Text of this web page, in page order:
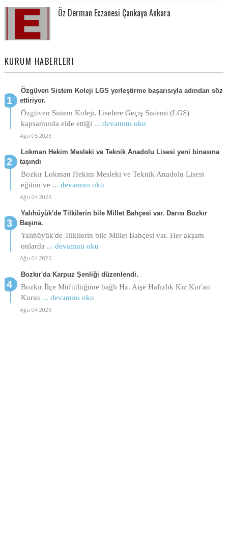
Öz Derman Eczanesi Çankaya Ankara
KURUM HABERLERI
Özgüven Sistem Koleji LGS yerleştirme başarısıyla adından söz
ettiriyor.
Özgüven Sistem Koleji, Liselere Geçiş Sistemi (LGS)
kapsamında elde ettiği ... devamını oku
Ağu 05 2026
Lokman Hekim Mesleki ve Teknik Anadolu Lisesi yeni binasına
taşındı
Bozkır Lokman Hekim Mesleki ve Teknik Anadolu Lisesi
eğitim ve ... devamını oku
Ağu 04 2026
Yalıhüyük'de Tilkilerin bile Millet Bahçesi var. Darısı Bozkır
Başına.
Yalıhüyük'de Tilkilerin bile Millet Bahçesi var. Her akşam
onlarda ... devamını oku
Ağu 04 2026
Bozkır'da Karpuz Şenliği düzenlendi.
Bozkır İlçe Müftülüğüne bağlı Hz. Aişe Hafızlık Kız Kur'an
Kursu ... devamını oku
Ağu 04 2026